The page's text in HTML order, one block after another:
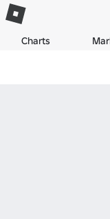
Charts